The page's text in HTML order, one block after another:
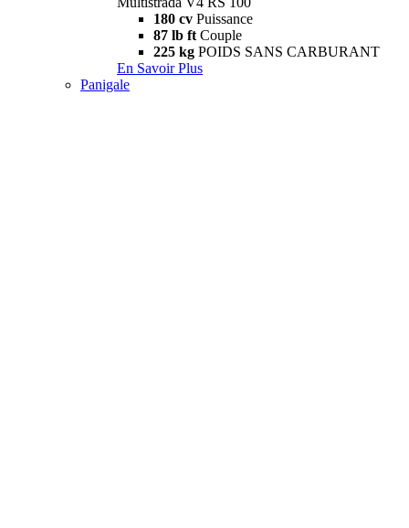
180 cv Puissance
87 lb ft Couple
225 kg POIDS SANS CARBURANT
En Savoir Plus
Panigale